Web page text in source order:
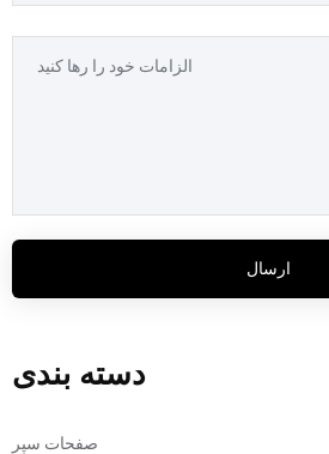
ارسال
دسته بندی
صفحات سپر